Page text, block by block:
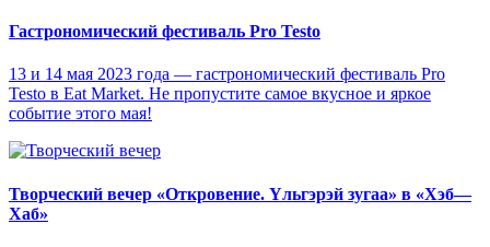
Гастрономический фестиваль Pro Testo
13 и 14 мая 2023 года — гастрономический фестиваль Pro
Testo в Eat Market. Не пропустите самое вкусное и яркое
событие этого мая!
Творческий вечер «Откровение. Yльгэрэй зугаа» в «Хэб—
Хаб»